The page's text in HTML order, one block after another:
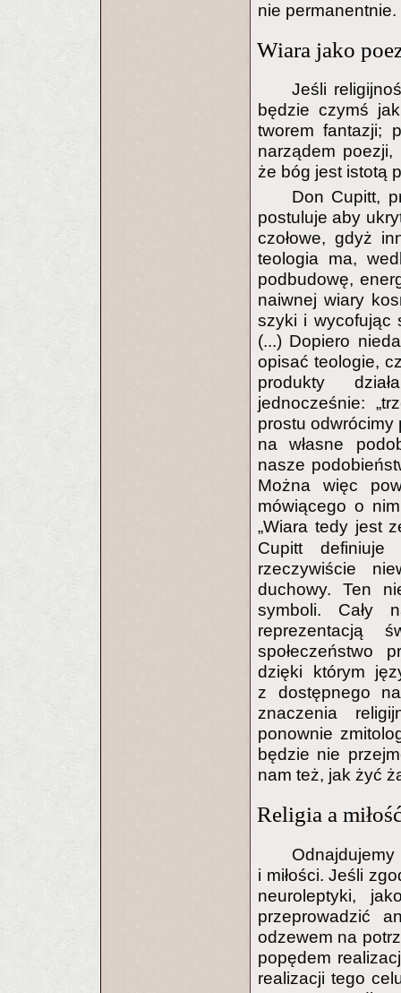
nie permanentnie.
Wiara jako
Jeśli
będzie czymś
tworem fantazji;
narządem
że bóg jest istotą
Don Cupitt,
postuluje aby
czołowe, gdyż
teologia ma,
podbudowę,
naiwnej wiary
szyki i wycofując
(...) Dopiero
opisać teologie,
produkty
jednocześnie:
prostu odwrócimy
na własne
nasze
Można więc
mówiącego o
„Wiara tedy jest
Cupitt
rzeczywiście
duchowy. Ten
symboli. Cały
reprezentacją
społeczeństwo
dzięki którym
z dostępnego
znaczenia
ponownie
będzie nie
nam też, jak żyć
Religia a
i miłości. Jeśli
neuroleptyki,
przeprowadzić
odzewem na
popędem
realizacji tego